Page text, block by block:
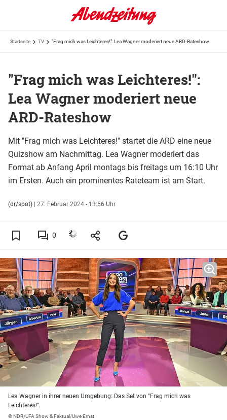
Startseite TV "Frag mich was Leichteres!": Lea Wagner moderiert neue ARD-Rateshow
"Frag mich was Leichteres!":
Lea Wagner moderiert neue
ARD-Rateshow
Mit "Frag mich was Leichteres!" startet die ARD eine neue
Quizshow am Nachmittag. Lea Wagner moderiert das
Format ab Anfang April montags bis freitags um 16:10 Uhr
im Ersten. Auch ein prominentes Rateteam ist am Start.
(dr/spot) | 27. Februar 2024 - 13:56 Uhr
0
Lea Wagner in ihrer neuen Umgebung: Das Set von "Frag mich was
Leichteres!".
© NDR/UFA Show & Faktual/Uwe Ernst